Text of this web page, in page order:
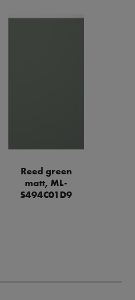
Reed green
matt, ML-
S494C01D9